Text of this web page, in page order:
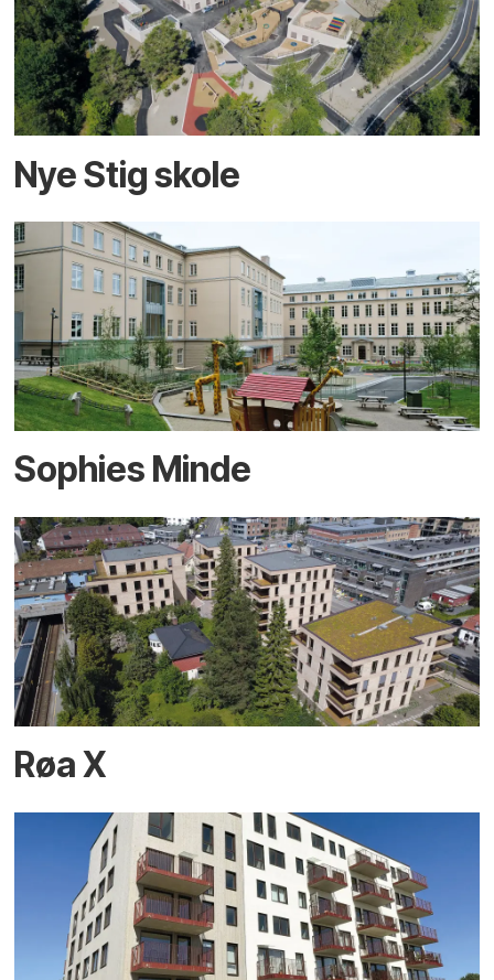
Nye Stig skole
Sophies Minde
Røa X